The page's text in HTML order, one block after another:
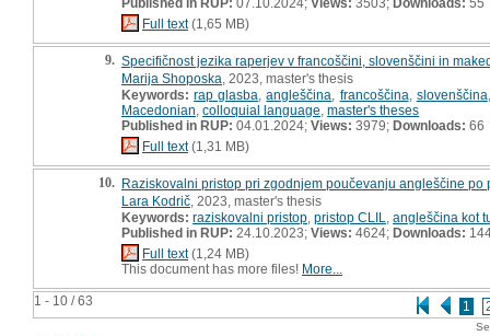
1 - 10 / 63 1
Full text(1,65 MB)
9. Specifičnost jezika raperjev v francoščini, slovenščini in
Marija Shoposka , 2023, master's thesis
Keywords: rap glasba ,angleščina francoščina slovenščina
Macedonian colloquial language master's theses
Published in RUP: 04.01.2024; Views: 3979; Downloads: 66
Full text(1,31 MB)
10. Raziskovalni pristop pri zgodnjem poučevanju angleščine po
Lara Kodrič , 2023, master's thesis
Keywords: raziskovalni pristop pristop CLIL
angleščina kot
Published in RUP: 24.10.2023; Views: 4624; Downloads:
Full text(1,24 MB)
This document has more files! More...